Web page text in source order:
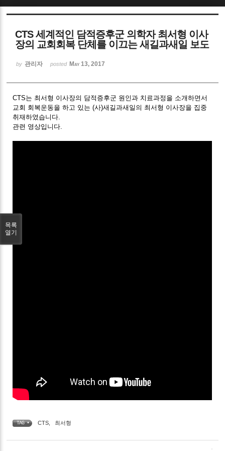
CTS 세계적인 담적증후군 의학자 최서형 이사
장의 교회회복 단체를 이끄는 새길과새일 보도
by 관리자 posted May 13, 2017
CTS는 최서형 이사장의 담적증후군 원인과 치료과정을 소개하면서
교회 회복운동을 하고 있는 (사)새길과새일의 최서형 이사장을 집중
취재하였습니다.
관련 영상입니다.
TAG • CTS 최서형
목록
열기
Sketchbook5, 스케치북5
Sketchbook5, 스케치북5